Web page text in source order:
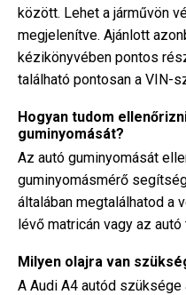
között. Lehet a járművön
megjelenítve. Ajánlott
kézikönyvében pontos
található pontosan a VIN-
Hogyan tudom
guminyomását?
Az autó guminyomását
guminyomásmérő
általában megtalálhatod a
lévő matricán vagy az
Milyen olajra van
A Audi A4 autód